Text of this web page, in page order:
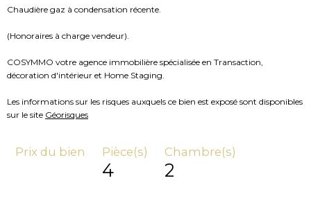
Chaudière gaz à condensation récente.
(Honoraires à charge vendeur).
COSYMMO votre agence immobilière spécialisée en Transaction,
décoration d'intérieur et Home Staging.
Les informations sur les risques auxquels ce bien est exposé sont disponibles
sur le site Géorisques
Prix du bien Pièce(s)
4
Chambre(s)
2